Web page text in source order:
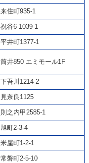
来住町935-1
祝谷6-1039-1
平井町1377-1
筒井850 エミモール1F
下吾川1214-2
見奈良1125
則之内甲2585-1
旭町2-3-4
米屋町1-2-1
常磐町2-5-10